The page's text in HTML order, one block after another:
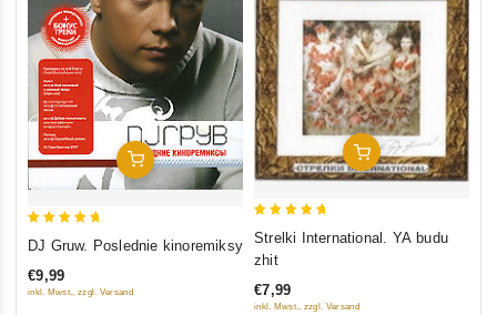
In Den Warenkorb
DJ Gruw. Poslednie kinoremiksy
€9,99
inkl. Mwst., zzgl. Versand
In Den Warenkorb
Strelki International. YA budu
zhit
€7,99
inkl. Mwst., zzgl. Versand